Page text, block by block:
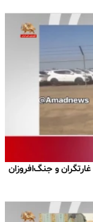
و جنگ‌افروزان